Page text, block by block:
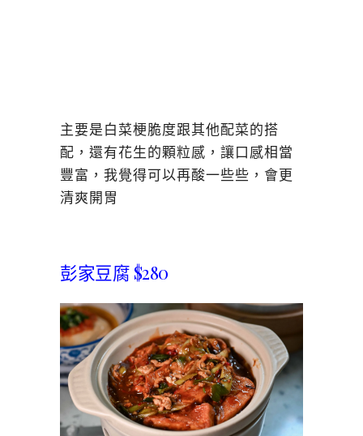
主要是白菜梗脆度跟其他配菜的搭
配，還有花生的顆粒感，讓口感相當
豐富，我覺得可以再酸一些些，會更
清爽開胃
彭家豆腐 $280